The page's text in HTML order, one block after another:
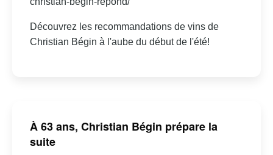
Découvrez les recommandations de vins de
Christian Bégin à l'aube du début de l'été!
À 63 ans, Christian Bégin prépare la
suite